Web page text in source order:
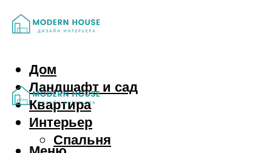
Дом
Ландшафт и сад
Квартира
Интерьер
Спальня